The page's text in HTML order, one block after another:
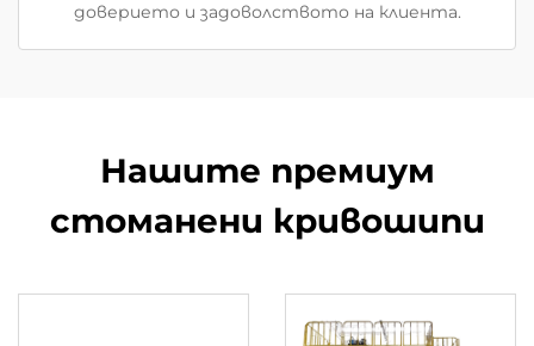
доверието и задоволството на клиента.
Нашите премиум
стоманени кривошипи